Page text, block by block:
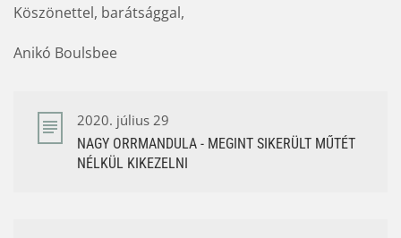
Köszönettel, barátsággal,
Anikó Boulsbee
2020. július 29
NAGY ORRMANDULA - MEGINT SIKERÜLT MŰTÉT
NÉLKÜL KIKEZELNI